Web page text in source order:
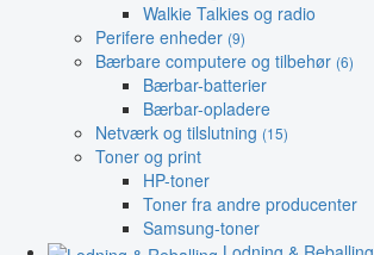
Walkie Talkies og radio
Perifere enheder (9)
Bærbare computere og tilbehør (6)
Bærbar-batterier
Bærbar-opladere
Netværk og tilslutning (15)
Toner og print
HP-toner
Toner fra andre producenter
Samsung-toner